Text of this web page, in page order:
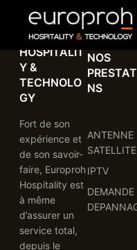
TV HOSPITALITY
ANTENNE
EUROPROH |
HOSPITALIT
Y &
TECHNOLO
GY
Fort de son
expérience et
de son savoir-
faire, Europroh
Hospitality est
à même
d’assurer un
service total,
depuis le
NOS
NS
ANTENNE
SATELLITE
IPTV
DEMANDE